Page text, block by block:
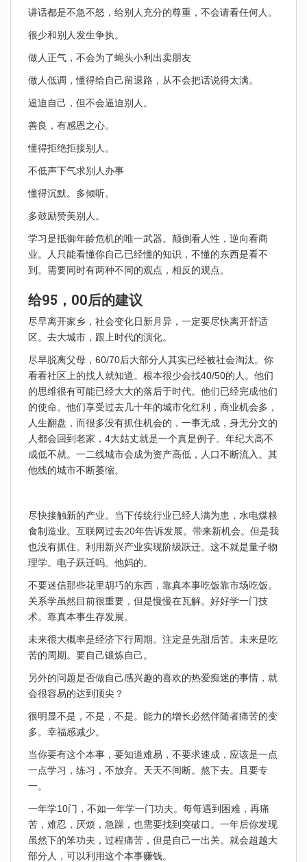
讲话都是不急不怒，给别人充分的尊重，不会请看任何人。
很少和别人发生争执。
做人正气，不会为了蝇头小利出卖朋友
做人低调，懂得给自己留退路，从不会把话说得太满。
逼迫自己，但不会逼迫别人。
善良，有感恩之心。
懂得拒绝拒接别人。
不低声下气求别人办事
懂得沉默。多倾听。
多鼓励赞美别人。
学习是抵御年龄危机的唯一武器。颠倒看人性，逆向看商
业。人只能看懂你自己已经懂的知识，不懂的东西是看不
到。需要同时有两种不同的观点，相反的观点。
给95，00后的建议
尽早离开家乡，社会变化日新月异，一定要尽快离开舒适
区。去大城市，跟上时代的演化。
尽早脱离父母，60/70后大部分人其实已经被社会淘汰。你
看看社区上的找人就知道。根本很少会找40/50的人。他们
的思维很有可能已经大大的落后于时代。他们已经完成他们
的使命。他们享受过去几十年的城市化红利，商业机会多，
人生翻盘，而很多没有抓住机会的，一事无成，身无分文的
人都会回到老家，4大姑丈就是一个真是例子。年纪大高不
成低不就。一二线城市会成为资产高低，人口不断流入。其
他线的城市不断萎缩。
尽快接触新的产业。当下传统行业已经人满为患，水电煤粮
食制造业。互联网过去20年告诉发展。带来新机会。但是我
也没有抓住。利用新兴产业实现阶级跃迁。这不就是量子物
理学。电子跃迁吗。他妈的。
不要迷信那些花里胡巧的东西，靠真本事吃饭靠市场吃饭。
关系学虽然目前很重要，但是慢慢在瓦解。好好学一门技
术。靠真本事生存发展。
未来很大概率是经济下行周期。注定是先甜后苦。未来是吃
苦的周期。要自己锻炼自己。
另外的问题是否做自己感兴趣的喜欢的热爱痴迷的事情，就
会很容易的达到顶尖？
很明显不是，不是，不是。能力的增长必然伴随者痛苦的变
多。幸福感减少。
当你要有这个本事，要知道难易，不要求速成，应该是一点
一点学习，练习，不放弃。天天不间断。熬下去。且要专
一。
一年学10门，不如一年学一门功夫。每每遇到困难，再痛
苦，难忍，厌烦，急躁，也需要找到突破口。一年后你发现
虽然下的笨功夫，过程痛苦，但是自己一出关。就会超越大
部分人，可以利用这个本事赚钱。